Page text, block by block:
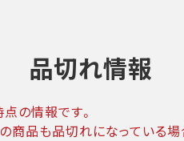
品切れ情報
点の情報です。
商品も品切れになっている場